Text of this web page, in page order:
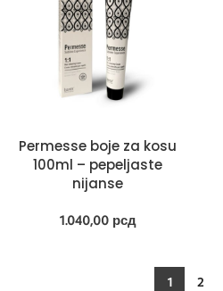
Permesse boje za kosu
100ml – pepeljaste
nijanse
1.040,00 рсд
1 2